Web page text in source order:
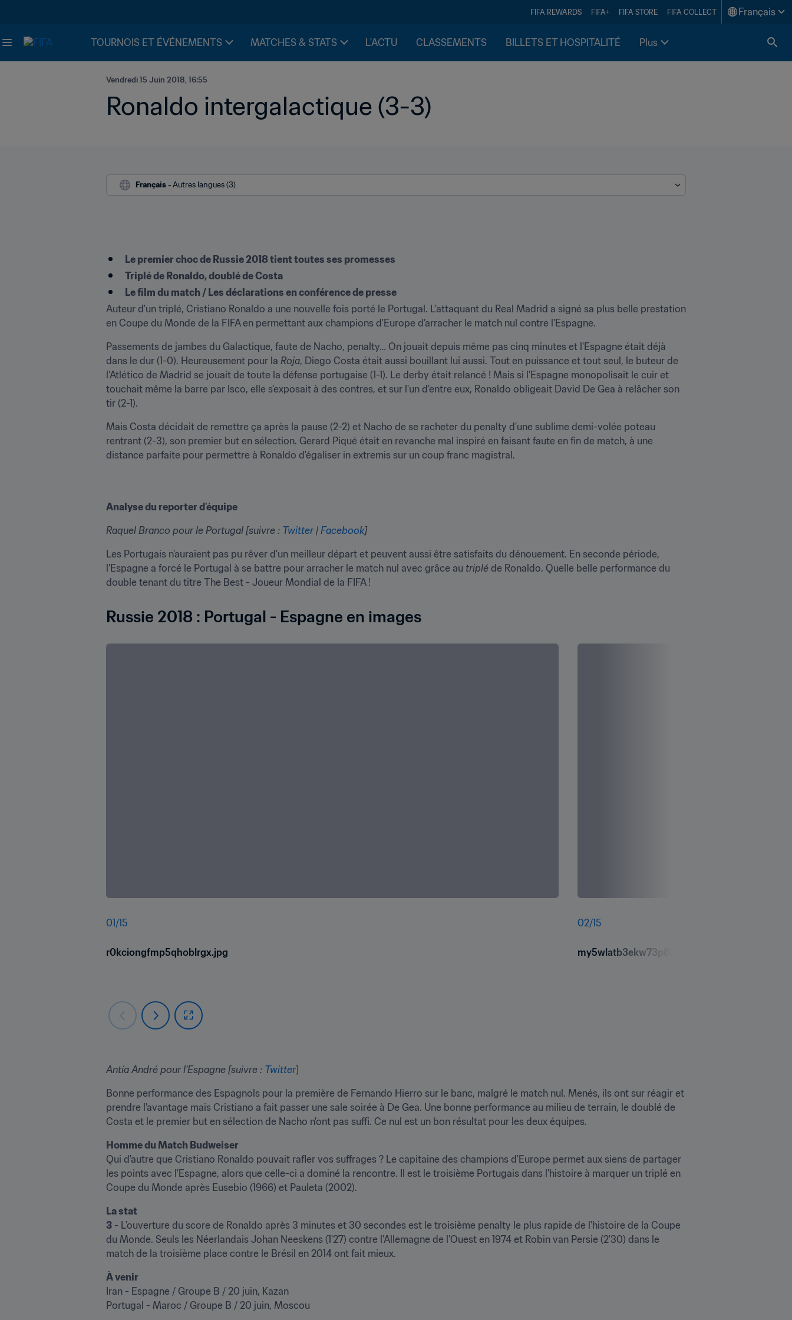
FIFA REWARDS FIFA+ FIFA STORE FIFA COLLECT Français
TOURNOIS ET ÉVÉNEMENTS MATCHES & STATS L'ACTU CLASSEMENTS BILLETS ET HOSPITALITÉ Plus
Vendredi 15 Juin 2018, 16:55
Ronaldo intergalactique (3-3)
Français - Autres langues (3)
Le premier choc de Russie 2018 tient toutes ses promesses
Triplé de Ronaldo, doublé de Costa​
Le film du match / Les déclarations en conférence de presse
Auteur d'un triplé, Cristiano Ronaldo a une nouvelle fois porté le Portugal. L'attaquant du Real Madrid a signé sa plus belle prestation
en Coupe du Monde de la FIFA en permettant aux champions d'Europe d'arracher le match nul contre l'Espagne.
Passements de jambes du Galactique, faute de Nacho, penalty… On jouait depuis même pas cinq minutes et l'Espagne était déjà
dans le dur (1-0). Heureusement pour la Roja, Diego Costa était aussi bouillant lui aussi. Tout en puissance et tout seul, le buteur de
l'Atlético de Madrid se jouait de toute la défense portugaise (1-1). Le derby était relancé ! Mais si l'Espagne monopolisait le cuir et
touchait même la barre par Isco, elle s'exposait à des contres, et sur l'un d'entre eux, Ronaldo obligeait David De Gea à relâcher son
tir (2-1).
Mais Costa décidait de remettre ça après la pause (2-2) et Nacho de se racheter du penalty d'une sublime demi-volée poteau
rentrant (2-3), son premier but en sélection. Gerard Piqué était en revanche mal inspiré en faisant faute en fin de match, à une
distance parfaite pour permettre à Ronaldo d'égaliser in extremis sur un coup franc magistral.
Analyse du reporter d'équipe
Raquel Branco pour le Portugal [suivre : Twitter | Facebook]
Les Portugais n'auraient pas pu rêver d'un meilleur départ et peuvent aussi être satisfaits du dénouement. En seconde période,
l'Espagne a forcé le Portugal à se battre pour arracher le match nul avec grâce au triplé de Ronaldo. Quelle belle performance du
double tenant du titre The Best - Joueur Mondial de la FIFA !
Russie 2018 : Portugal - Espagne en images
01 /15
r0kciongfmp5qhoblrgx.jpg
02/15
my5wlatb3ekw73p8kgwd.jpg
Antía André pour l'Espagne [suivre : Twitter]
Bonne performance des Espagnols pour la première de Fernando Hierro sur le banc, malgré le match nul. Menés, ils ont sur réagir et
prendre l'avantage mais Cristiano a fait passer une sale soirée à De Gea. Une bonne performance au milieu de terrain, le doublé de
Costa et le premier but en sélection de Nacho n'ont pas suffi. Ce nul est un bon résultat pour les deux équipes.
Homme du Match Budweiser​
Qui d'autre que Cristiano Ronaldo pouvait rafler vos suffrages ? Le capitaine des champions d'Europe permet aux siens de partager
les points avec l'Espagne, alors que celle-ci a dominé la rencontre. Il est le troisième Portugais dans l'histoire à marquer un triplé en
Coupe du Monde après Eusebio (1966) et Pauleta (2002).
La stat
3 - L'ouverture du score de Ronaldo après 3 minutes et 30 secondes est le troisième penalty le plus rapide de l'histoire de la Coupe
du Monde. Seuls les Néerlandais Johan Neeskens (1'27) contre l'Allemagne de l'Ouest en 1974 et Robin van Persie (2'30) dans le
match de la troisième place contre le Brésil en 2014 ont fait mieux.
À venir
Iran - Espagne / Groupe B / 20 juin, Kazan
Portugal - Maroc / Groupe B / 20 juin, Moscou